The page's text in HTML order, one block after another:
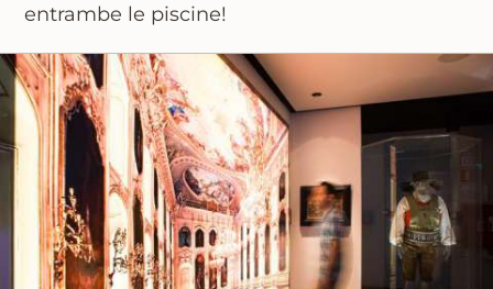
entrambe le piscine!